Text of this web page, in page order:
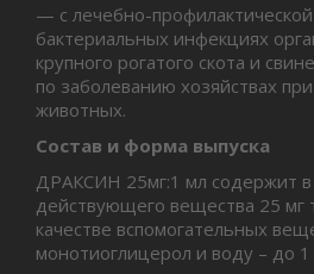
— с лечебно-
бактериальных инфекциях
крупного рогатого скота и
по заболеванию хозяйствах
животных.
Состав и форма выпуска
ДРАКСИН 25мг:1 мл содержит в
действующего вещества 25 мг
качестве вспомогательных
монотиоглицерол и воду – до 1